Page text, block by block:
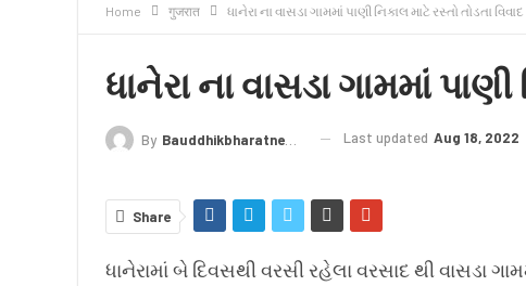
Home गुजरात ધાનેરા ના વાસડા ગામમાં પાણી નિકાલ માટે રસ્તો તોડતા વિવાદ
ધાનેરા ના વાસડા ગામમાં
By Bauddhikbharatnews@gmail.com Last updated Aug 18, 2022
Share
ધાનેરામાં બે દિવસથી વરસી રહેલા વરસાદ થી વાસડા